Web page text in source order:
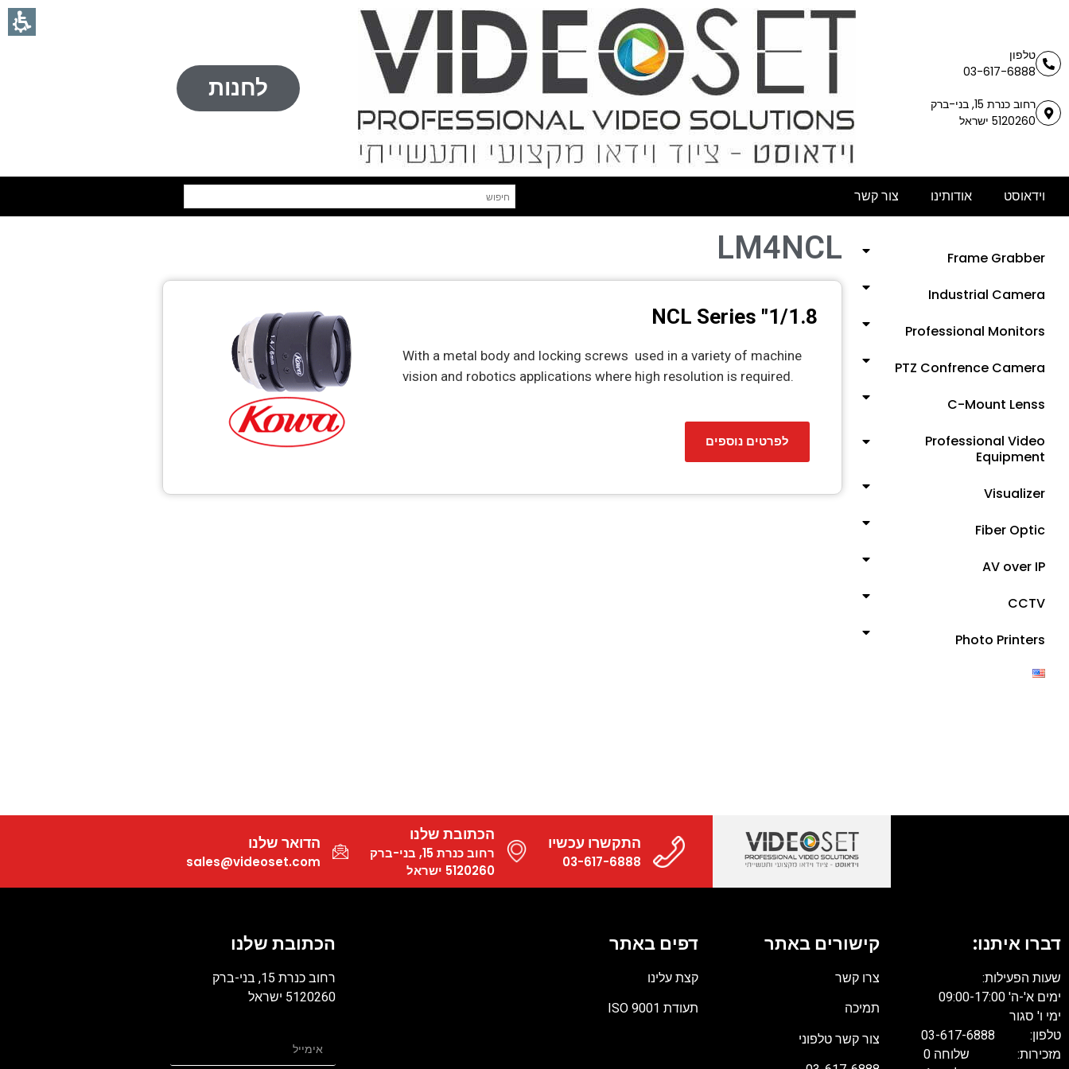
טלפון
03-617-6888
רחוב כנרת 15, בני-ברק
5120260 ישראל
לחנות
וידאוסט אודותינו צור קשר
Frame Grabber
Industrial Camera
Professional Monitors
PTZ Confrence Camera
C-Mount Lenss
Professional Video
Equipment
Visualizer
Fiber Optic
AV over IP
CCTV
Photo Printers
LM4NCL
1/1.8" NCL Series
With a metal body and locking screws used in a variety of machine
vision and robotics applications where high resolution is required.
לפרטים נוספים
התקשרו עכשיו
03-617-6888
הכתובת שלנו
רחוב כנרת 15, בני-ברק
5120260 ישראל
הדואר שלנו
sales@videoset.com
דברו איתנו:
שעות הפעילות:
ימים א'-ה' 09:00-17:00
ימי ו' סגור
טלפון: 03-617-6888
מזכירות: שלוחה 0
קישורים באתר
צרו קשר
תמיכה
צור קשר טלפוני
דפים באתר
קצת עלינו
תעודת ISO 9001
הכתובת שלנו
רחוב כנרת 15, בני-ברק
5120260 ישראל